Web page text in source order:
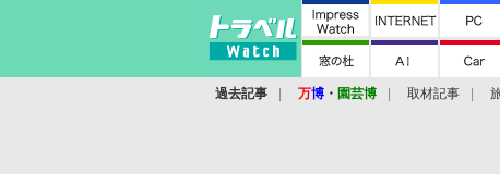
過去記事 万博 ・ 園芸博 取材記事